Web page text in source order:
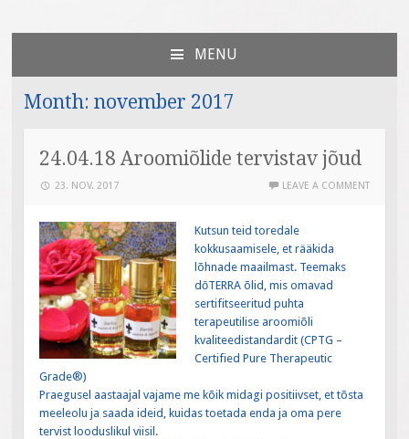
Väiksed Sammud
sünnitoetusega seotud veebileht
MENU
CONTENT
Month: november 2017
24.04.18 Aroomiõlide tervistav jõud
23. NOV. 2017 LEAVE A COMMENT
Kutsun teid toredale
kokkusaamisele, et rääkida
lõhnade maailmast. Teemaks
dōTERRA õlid, mis omavad
sertifitseeritud puhta
terapeutilise aroomiõli
kvaliteedistandardit (CPTG –
Certified Pure Therapeutic
Grade®)
Praegusel aastaajal vajame me kõik midagi positiivset, et tõsta
meeleolu ja saada ideid, kuidas toetada enda ja oma pere
tervist looduslikul viisil.